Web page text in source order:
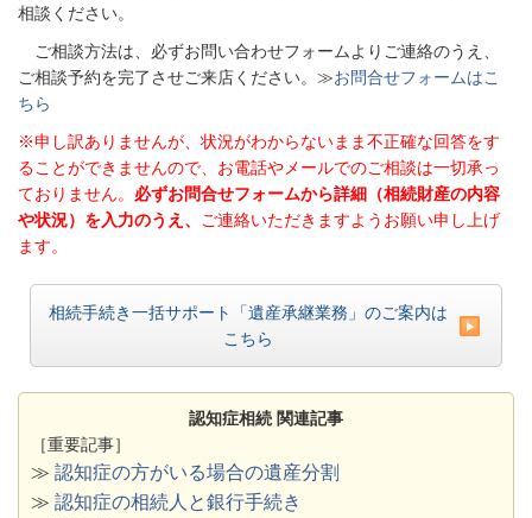
相談ください。
ご相談方法は、必ずお問い合わせフォームよりご連絡のうえ、
ご相談予約を完了させご来店ください。≫お問合せフォームはこ
ちら
※申し訳ありませんが、状況がわからないまま不正確な回答をす
ることができませんので、お電話やメールでのご相談は一切承っ
ておりません。 必ずお問合せフォームから詳細（相続財産の内容
や状況）を入力のうえ、
ご連絡いただきますようお願い申し上げ
ます。
相続手続き一括サポート「遺産承継業務」のご案内は
こちら
認知症相続 関連記事
［重要記事］
≫ 認知症の方がいる場合の遺産分割
≫ 認知症の相続人と銀行手続き